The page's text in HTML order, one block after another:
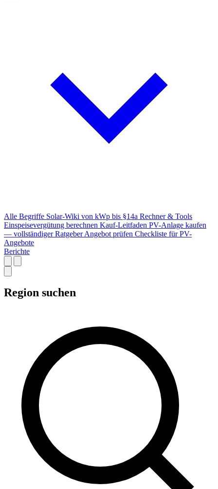
Alle Begriffe Solar-Wiki von kWp bis §14a Rechner & Tools
Einspeisevergütung berechnen Kauf-Leitfaden PV-Anlage kaufen
— vollständiger Ratgeber Angebot prüfen Checkliste für PV-
Angebote
Berichte
Region suchen